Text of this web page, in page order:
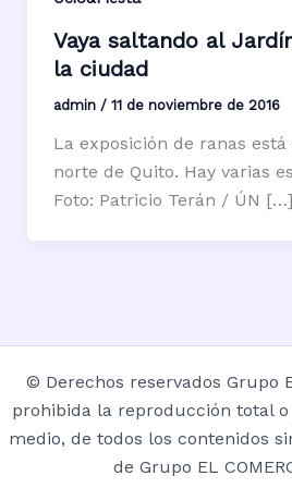
Vaya saltando al
la ciudad
admin / 11 de noviembre de 2016
La exposición de ranas
norte de Quito. Hay varias
Foto: Patricio Terán / ÚN […]
© Derechos reservados Grupo
prohibida la reproducción total
medio, de todos los contenidos
de Grupo EL